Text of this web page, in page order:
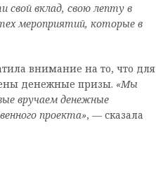
свой вклад, свою лепту в
мероприятий, которые в
внимание на то, что для
денежные призы. «Мы
вручаем денежные
проекта», — сказала